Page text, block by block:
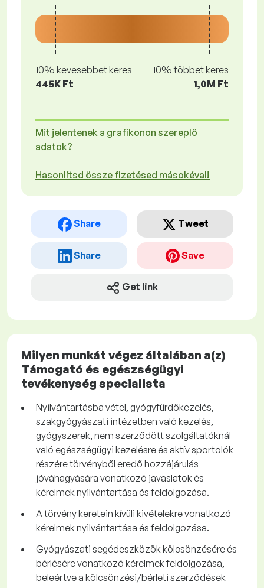
10% kevesebbet keres
445K Ft
10% többet keres
1,0M Ft
Mit jelentenek a grafikonon szereplő
adatok?
Hasonlítsd össze fizetésed másokéval!
Share Tweet
Share Save
Get link
Milyen munkát végez általában a(z)
Támogató és egészségügyi
tevékenység specialista
Nyilvántartásba vétel, gyógyfürdőkezelés,
szakgyógyászati intézetben való kezelés,
gyógyszerek, nem szerződött szolgáltatóknál
való egészségügyi kezelésre és aktív sportolók
részére törvényből eredő hozzájárulás
jóváhagyására vonatkozó javaslatok és
kérelmek nyilvántartása és feldolgozása.
A törvény keretein kívüli kivételekre vonatkozó
kérelmek nyilvántartása és feldolgozása.
Gyógyászati segédeszközök kölcsönzésére és
bérlésére vonatkozó kérelmek feldolgozása,
beleértve a kölcsönzési/bérleti szerződések